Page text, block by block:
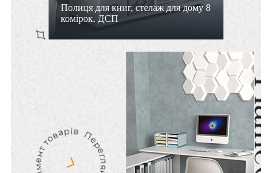
Полиця для книг, стелаж для дому 8
комірок. ДСП